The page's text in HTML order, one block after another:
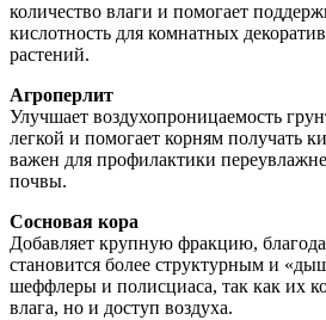
количество влаги и помогает
кислотность для комнатных
растений.
Агроперлит
Улучшает воздухопроницаемость
легкой и помогает корням получать
важен для профилактики
почвы.
Сосновая кора
Добавляет крупную фракцию,
становится более структурным и
шеффлеры и полисциаса, так как их
влага, но и доступ воздуха.